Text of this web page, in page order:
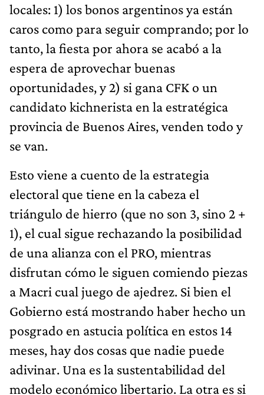
locales: 1) los bonos argentinos ya están
caros como para seguir comprando; por lo
tanto, la fiesta por ahora se acabó a la
espera de aprovechar buenas
oportunidades, y 2) si gana CFK o un
candidato kichnerista en la estratégica
provincia de Buenos Aires, venden todo y
se van.
Esto viene a cuento de la estrategia
electoral que tiene en la cabeza el
triángulo de hierro (que no son 3, sino 2 +
1), el cual sigue rechazando la posibilidad
de una alianza con el PRO, mientras
disfrutan cómo le siguen comiendo piezas
a Macri cual juego de ajedrez. Si bien el
Gobierno está mostrando haber hecho un
posgrado en astucia política en estos 14
meses, hay dos cosas que nadie puede
adivinar. Una es la sustentabilidad del
modelo económico libertario. La otra es si